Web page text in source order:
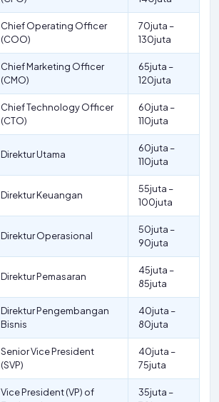
Chief Operating Officer
(COO)
70juta –
130juta
Chief Marketing Officer
(CMO)
65juta –
120juta
Chief Technology Officer
(CTO)
60juta –
110juta
Direktur Utama
60juta –
110juta
Direktur Keuangan
55juta –
100juta
Direktur Operasional
50juta –
90juta
Direktur Pemasaran
45juta –
85juta
Direktur Pengembangan
Bisnis
40juta –
80juta
Senior Vice President
(SVP)
40juta –
75juta
Vice President (VP) of
35juta –